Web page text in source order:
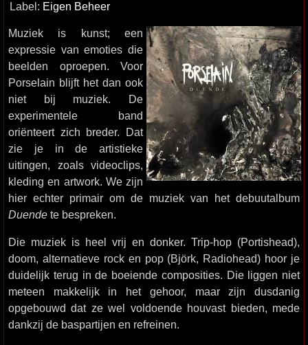
Label: Eigen Beheer
Muziek is kunst; een
expressie van emoties die
beelden oproepen. Voor
Porselain blijft het dan ook
niet bij muziek. De
experimentele band
oriënteert zich breder. Dat
zie je in de artistieke
uitingen, zoals videoclips,
kleding en artwork. We zijn
hier echter primair om de muziek van het debuutalbum
Duende te bespreken.
Die muziek is heel vrij en donker. Trip-hop (Portishead),
doom, alternatieve rock en pop (Björk, Radiohead) hoor je
duidelijk terug in de boeiende composities. Die liggen niet
meteen makkelijk in het gehoor, maar zijn dusdanig
opgebouwd dat ze wel voldoende houvast bieden, mede
dankzij de baspartijen en refreinen.